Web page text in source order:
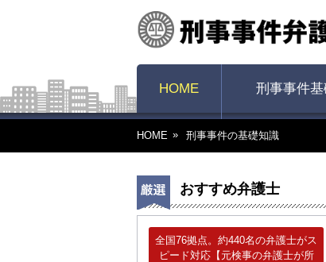
HOME 刑事事件
HOME 刑事事件の基礎知識
おすすめ弁護士
全国76拠点。約440名の弁護士がス
ピード対応【元検事の弁護士が所